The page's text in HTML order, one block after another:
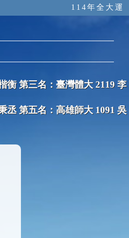
114年全大運
衡 第三名：臺灣體大 2119 李
丞 第五名：高雄師大 1091 吳